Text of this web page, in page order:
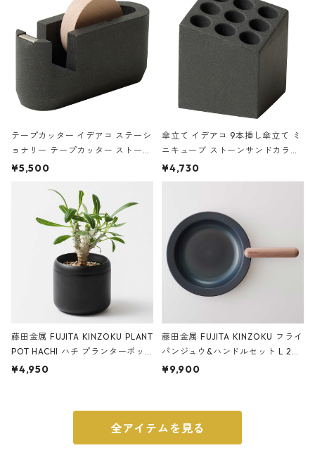
テープカッター イデアコ ステーシ
ョナリー テープカッター ストーン
サンドカラー 石調 ideaco Station
¥5,500
傘立て イデアコ 9本挿し傘立て ミ
ニキューブ ストーンサンドカラー
石調 ideaco Umbrella Stand CUB
E ストーンサンドブラック
¥4,730
藤田金属 FUJITA KINZOKU PLANT
POT HACHI ハチ プランターポッ
ト 3号 ブラック
¥4,950
藤田金属 FUJITA KINZOKU フライ
パンジュウ&ハンドルセット L 24c
m ガス火・IH対応 鉄フライパン
¥9,900
全アイテムを見る